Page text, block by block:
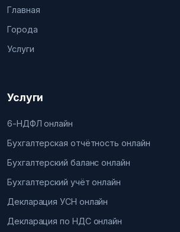
Главная
Города
Услуги
Услуги
6-НДФЛ онлайн
Бухгалтерская отчётность онлайн
Бухгалтерский баланс онлайн
Бухгалтерский учёт онлайн
Декларация УСН онлайн
Декларация по НДС онлайн